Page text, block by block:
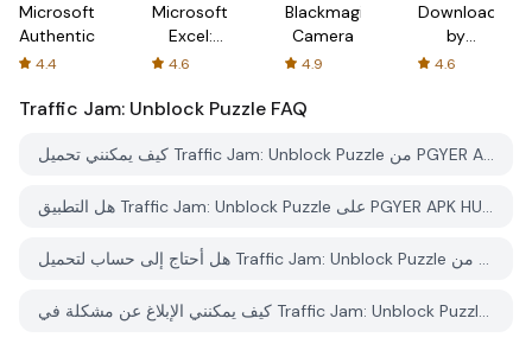
Microsoft
Authenticator
4.4
Microsoft
Excel:
Spreadsheets
4.6
Blackmagic
Camera
4.9
Downloader
by
AFTVnews
4.6
Traffic Jam: Unblock Puzzle FAQ
كيف يمكنني تحميل Traffic Jam: Unblock Puzzle من PGYER APK HUB؟
هل التطبيق Traffic Jam: Unblock Puzzle على PGYER APK HUB مجاني للتحميل؟
هل أحتاج إلى حساب لتحميل Traffic Jam: Unblock Puzzle من PGYER APK HUB؟
كيف يمكنني الإبلاغ عن مشكلة في Traffic Jam: Unblock Puzzle على PGYER APK HUB؟